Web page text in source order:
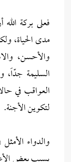
فعلى بركة
مدى الحياة،
والأحسن،
السليمة
لتكوين الأجنة.
والدواء